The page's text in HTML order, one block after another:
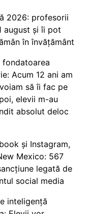
2026: profesorii
august și îi pot
în învățământ
fondatoarea
Acum 12 ani am
să îi fac pe
elevii m-au
absolut deloc
și Instagram,
Mexico: 567
legată de
social media
inteligență